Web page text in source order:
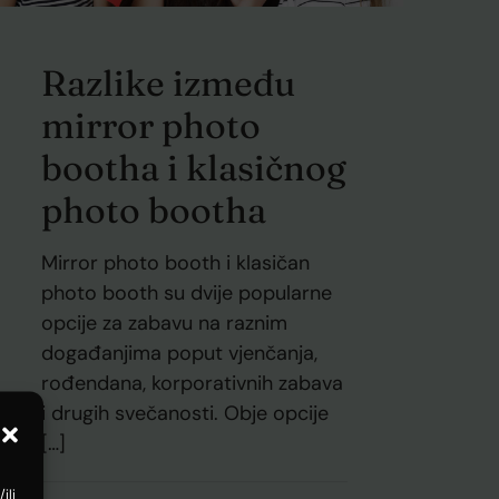
ili
Razlike između
mirror photo
bootha i klasičnog
photo bootha
Mirror photo booth i klasičan
photo booth su dvije popularne
opcije za zabavu na raznim
događanjima poput vjenčanja,
rođendana, korporativnih zabava
i drugih svečanosti. Obje opcije
[…]